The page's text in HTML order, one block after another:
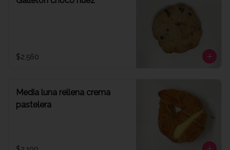
$2.560
Media luna rellena crema
pastelera